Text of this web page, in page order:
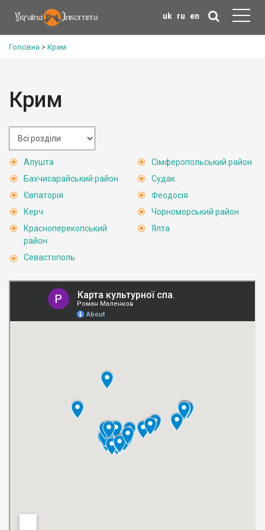
uk ru en
Головна > Крим
Крим
Алушта
Бахчисарайський район
Євпаторія
Керч
Красноперекопський
район
Севастополь
Сімферопольський район
Судак
Феодосія
Чорноморський район
Ялта